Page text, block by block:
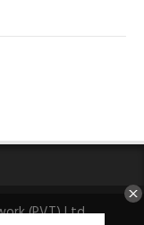
(PVT) Ltd.